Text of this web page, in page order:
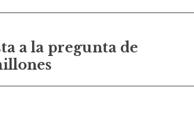
a la pregunta de